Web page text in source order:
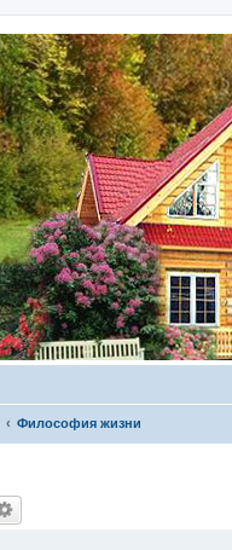
Философия жизни